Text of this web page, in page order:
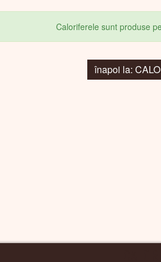
Caloriferele sunt produse
înapoi la: